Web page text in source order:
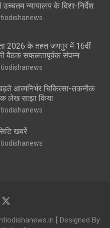
न्यायालय के दिशा-निर्देश
2026 के तहत जयपुर में 16वीं
की बैठक सफलतापूर्वक संपन्न
आत्मनिर्भर चिकित्सा-तकनीक
लेख साझा किया
खबरें
[ Designed By